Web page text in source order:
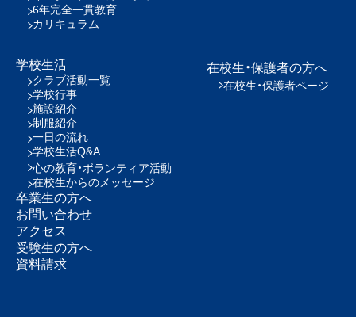
6年完全一貫教育
カリキュラム
学校生活
クラブ活動一覧
学校行事
施設紹介
制服紹介
一日の流れ
学校生活Q&A
心の教育・ボランティア活動
在校生からのメッセージ
在校生・保護者の方へ
在校生・保護者ページ
卒業生の方へ
お問い合わせ
アクセス
受験生の方へ
資料請求